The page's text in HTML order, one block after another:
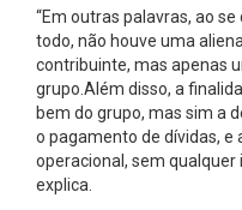
“Em outras palavras, ao
todo, não houve uma
contribuinte, mas apenas
grupo.Além disso, a
bem do grupo, mas sim a
o pagamento de dívidas, e
operacional, sem qualquer
explica.